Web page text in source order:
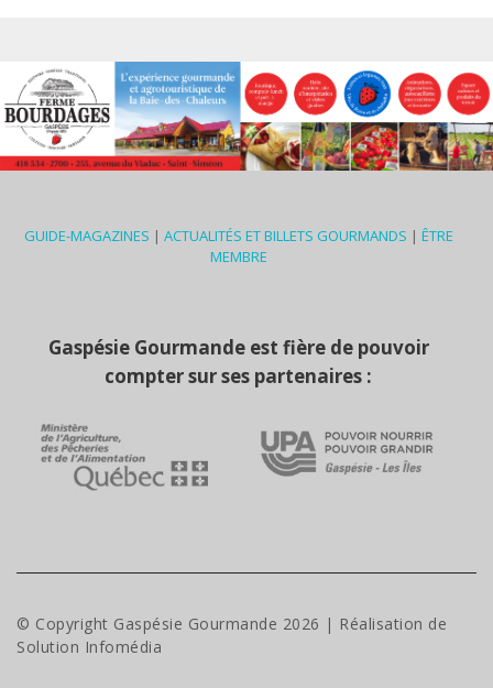
GUIDE-MAGAZINES | ACTUALITÉS ET BILLETS GOURMANDS | ÊTRE
MEMBRE
Gaspésie Gourmande est fière de pouvoir
compter sur ses partenaires :
© Copyright Gaspésie Gourmande 2026 | Réalisation de
Solution Infomédia